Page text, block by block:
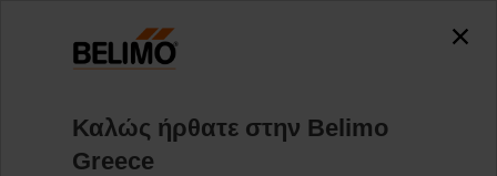
Καλώς ήρθατε στην Belimo
Greece